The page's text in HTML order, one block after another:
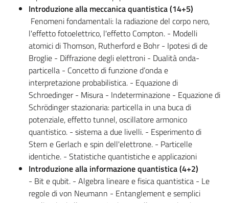
Introduzione alla meccanica quantistica (14+5)
Fenomeni fondamentali: la radiazione del corpo nero,
l'effetto fotoelettrico, l'effetto Compton. - Modelli
atomici di Thomson, Rutherford e Bohr - Ipotesi di de
Broglie - Diffrazione degli elettroni - Dualità onda-
particella - Concetto di funzione d’onda e
interpretazione probabilistica. - Equazione di
Schroedinger - Misura - Indeterminazione - Equazione di
Schrödinger stazionaria: particella in una buca di
potenziale, effetto tunnel, oscillatore armonico
quantistico. - sistema a due livelli. - Esperimento di
Stern e Gerlach e spin dell'elettrone. - Particelle
identiche. - Statistiche quantistiche e applicazioni
Introduzione alla informazione quantistica (4+2)
- Bit e qubit. - Algebra lineare e fisica quantistica - Le
regole di von Neumann - Entanglement e semplici